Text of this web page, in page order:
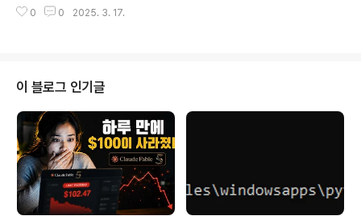
이디어가 급변한 과정 낯선 사람들과 급조된 팀이 어떻게 1
이 참석하는데 마이크로소프트에서 적극적으로 홍보하는
싶으셨던 분들...더군다나 웹 사이트 안에서 AI 를 사용해서
서비스를 하고 싶으셨던 분들... 잠깐 따라만 하세요. 쉽게
만드실 수 있습니다. 오늘은 첫 시간으로 아래 내용들을 다
뤘습니다. 1. 필요한 Tool들(VS Code, GitHub Copilot
Chat)을 설치합니다. 2. GitHu..
0 0 2025. 3. 17.
이 블로그 인기글